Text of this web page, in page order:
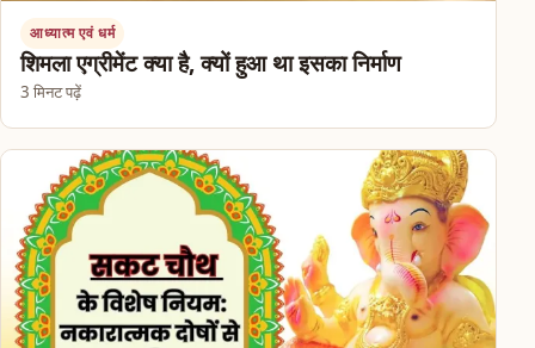
आध्यात्म एवं धर्म
शिमला एग्रीमेंट क्या है, क्यों हुआ था इसका निर्माण
3 मिनट पढ़ें